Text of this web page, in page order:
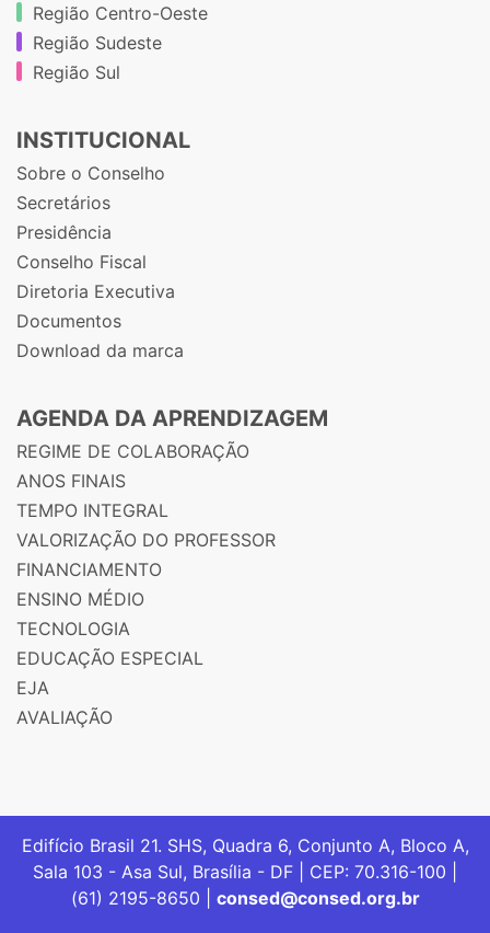
Região Centro-Oeste
Região Sudeste
Região Sul
INSTITUCIONAL
Sobre o Conselho
Secretários
Presidência
Conselho Fiscal
Diretoria Executiva
Documentos
Download da marca
AGENDA DA APRENDIZAGEM
REGIME DE COLABORAÇÃO
ANOS FINAIS
TEMPO INTEGRAL
VALORIZAÇÃO DO PROFESSOR
FINANCIAMENTO
ENSINO MÉDIO
TECNOLOGIA
EDUCAÇÃO ESPECIAL
EJA
AVALIAÇÃO
Edifício Brasil 21. SHS, Quadra 6, Conjunto A, Bloco A,
Sala 103 - Asa Sul, Brasília - DF | CEP: 70.316-100 |
(61) 2195-8650 | consed@consed.org.br